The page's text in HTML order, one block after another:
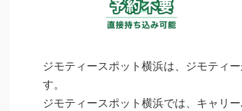
ジモティースポット横浜は、ジモティ
す。
ジモティースポット横浜では、キャリ